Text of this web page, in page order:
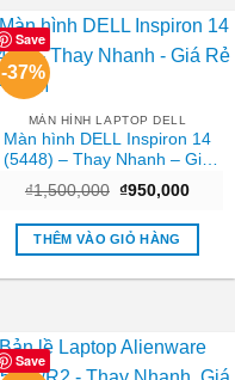
Save
-37%
MÀN HÌNH LAPTOP DELL
Màn hình DELL Inspiron 14
(5448) – Thay Nhanh – Giá
₫1,500,000 Giá
là:
₫1,500,000.
₫950,000Giá
tại
THÊM VÀO GIỎ HÀNG
Save